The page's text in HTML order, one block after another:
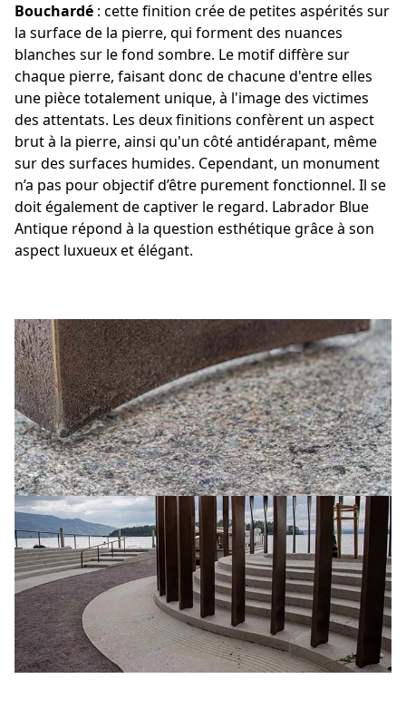
Bouchardé : cette finition crée de petites aspérités sur
la surface de la pierre, qui forment des nuances
blanches sur le fond sombre. Le motif diffère sur
chaque pierre, faisant donc de chacune d'entre elles
une pièce totalement unique, à l'image des victimes
des attentats. Les deux finitions confèrent un aspect
brut à la pierre, ainsi qu'un côté antidérapant, même
sur des surfaces humides. Cependant, un monument
n’a pas pour objectif d’être purement fonctionnel. Il se
doit également de captiver le regard. Labrador Blue
Antique répond à la question esthétique grâce à son
aspect luxueux et élégant.